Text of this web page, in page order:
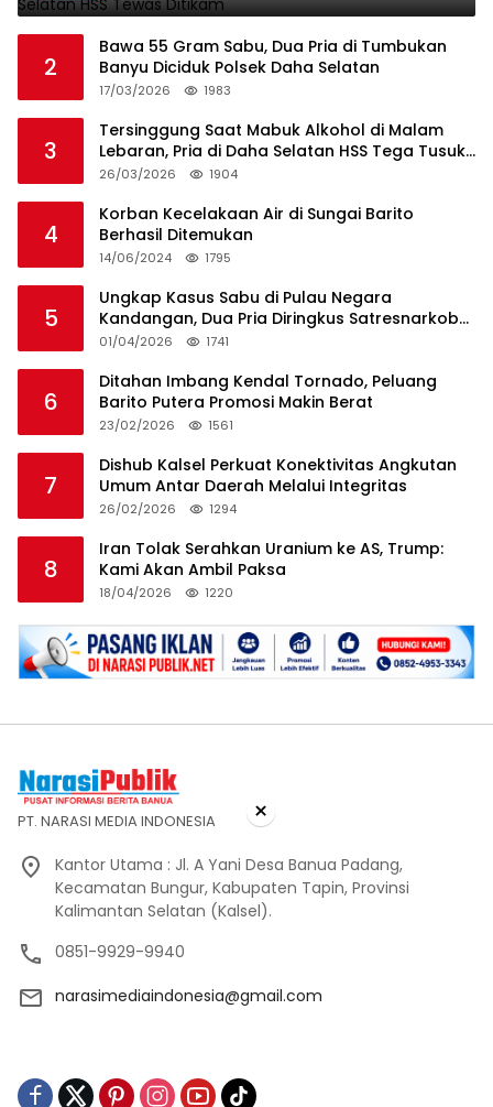
2
Bawa 55 Gram Sabu, Dua Pria di Tumbukan
Banyu Diciduk Polsek Daha Selatan
17/03/2026 1983
3
Tersinggung Saat Mabuk Alkohol di Malam
Lebaran, Pria di Daha Selatan HSS Tega Tusuk
Teman Sendiri
26/03/2026 1904
4
Korban Kecelakaan Air di Sungai Barito
Berhasil Ditemukan
14/06/2024 1795
5
Ungkap Kasus Sabu di Pulau Negara
Kandangan, Dua Pria Diringkus Satresnarkoba
HSS
01/04/2026 1741
6
Ditahan Imbang Kendal Tornado, Peluang
Barito Putera Promosi Makin Berat
23/02/2026 1561
7
Dishub Kalsel Perkuat Konektivitas Angkutan
Umum Antar Daerah Melalui Integritas
26/02/2026 1294
8
Iran Tolak Serahkan Uranium ke AS, Trump:
Kami Akan Ambil Paksa
18/04/2026 1220
PT. NARASI MEDIA INDONESIA
Kantor Utama : Jl. A Yani Desa Banua Padang,
Kecamatan Bungur, Kabupaten Tapin, Provinsi
Kalimantan Selatan (Kalsel).
0851-9929-9940
narasimediaindonesia@gmail.com
×